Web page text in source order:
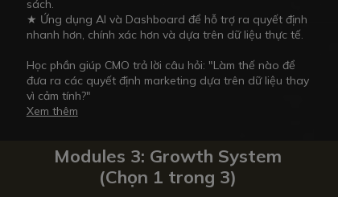
sách.
★ Ứng dụng AI và Dashboard để hỗ trợ ra quyết định
nhanh hơn, chính xác hơn và dựa trên dữ liệu thực tế.
Học phần giúp CMO trả lời câu hỏi: "Làm thế nào để
đưa ra các quyết định marketing dựa trên dữ liệu thay
vì cảm tính?"
Xem thêm
Modules 3: Growth System
(Chọn 1 trong 3)